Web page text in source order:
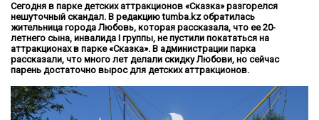
Сегодня в парке детских аттракционов «Сказка» разгорелся
нешуточный скандал. В редакциюtumba.kzобратилась
жительница города Любовь, которая рассказала, что ее 20-
летнего сына, инвалида I группы, не пустили покататься на
аттракционах в парке «Сказка». В администрации парка
рассказали, что много лет делали скидку Любови, но сейчас
парень достаточно вырос для детских аттракционов.